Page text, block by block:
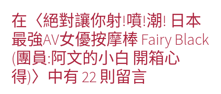
覽
在〈絕對讓你射!噴!潮! 日本
最強AV女優按摩棒 Fairy Black
(團員:阿文的小白 開箱心
得)〉中有 22 則留言